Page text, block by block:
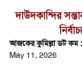
দাউদকান্দির
আজকের কুমিল্লা ডট কম :
May 11, 2026